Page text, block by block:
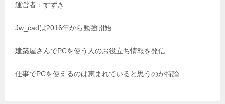
運営者：すずき
Jw_cadは2016年から勉強開始
建築屋さんでPCを使う人のお役立ち情報を発信
仕事でPCを使えるのは恵まれていると思うのが持論